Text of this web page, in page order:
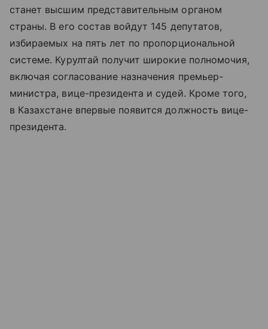
станет высшим представительным органом
страны. В его состав войдут 145 депутатов,
избираемых на пять лет по пропорциональной
системе. Курултай получит широкие полномочия,
включая согласование назначения премьер-
министра, вице-президента и судей. Кроме того,
в Казахстане впервые появится должность вице-
президента.